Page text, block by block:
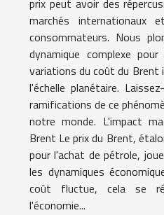
prix peut avoir des
marchés internationaux
consommateurs. Nous
dynamique complexe
variations du coût du Brent
l'échelle planétaire.
ramifications de ce
notre monde. L'impact
Brent Le prix du Brent,
pour l'achat de pétrole,
les dynamiques
coût fluctue, cela se
l'économie...